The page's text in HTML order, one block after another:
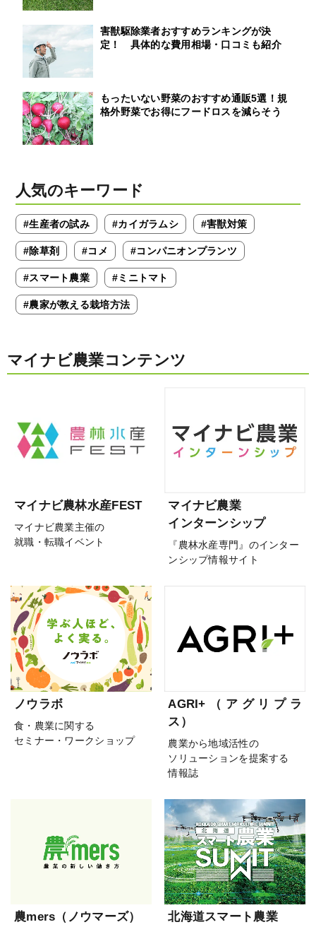
害獣駆除業者おすすめランキングが決
定！ 具体的な費用相場・口コミも紹介
もったいない野菜のおすすめ通販5選！規
格外野菜でお得にフードロスを減らそう
人気のキーワード
#生産者の試み #カイガラムシ #害獣対策
#除草剤 #コメ #コンパニオンプランツ
#スマート農業 #ミニトマト
#農家が教える栽培方法
マイナビ農業コンテンツ
マイナビ農林水産FEST
マイナビ農業主催の
就職・転職イベント
マイナビ農業
インターンシップ
『農林水産専門』のインター
ンシップ情報サイト
ノウラボ
食・農業に関する
セミナー・ワークショップ
AGRI+（アグリプラ
ス）
農業から地域活性の
ソリューションを提案する
情報誌
農mers（ノウマーズ）
北海道スマート農業